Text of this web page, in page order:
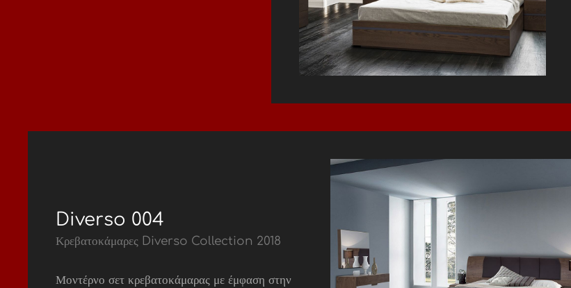
Diverso 004
Κρεβατοκάμαρες Diverso Collection 2018
Μοντέρνο σετ κρεβατοκάμαρας με έμφαση στην